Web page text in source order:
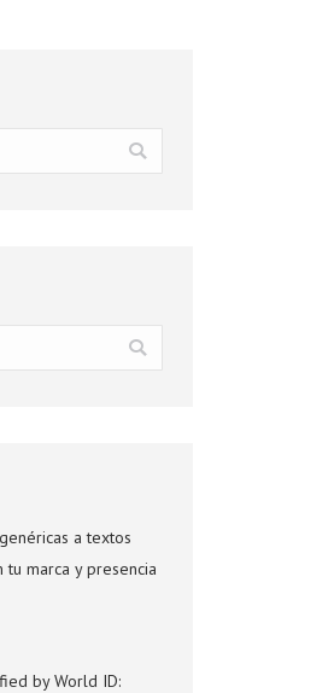
a textos
marca y presencia
by World ID: